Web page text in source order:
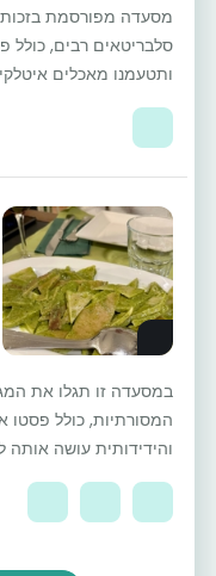
מסעדה מפורסמת
סלבריטאים רבים, כולל
ותטעמנו מאכלים
במסעדה זו תגלו את
המסורתיות, כולל פסטו
והידידותית עושה אותה